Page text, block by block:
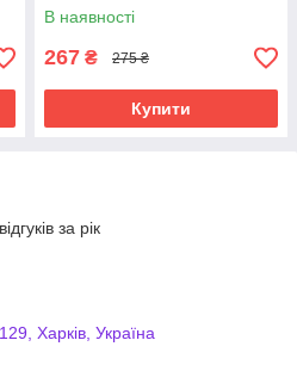
В наявності
267 ₴ 275 ₴
Купити
за рік
Харків, Україна